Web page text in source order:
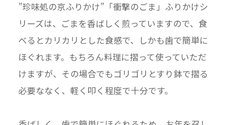
”珍味処の京ふりかけ”「衝撃のごま」ふりかけシ
リーズは、ごまを香ばしく煎っていますので、食
べるとカリカリとした食感で、しかも歯で簡単に
ほぐれます。もちろん料理に摺って使っていただ
けますが、その場合でもゴリゴリとすり鉢で摺る
必要ななく、軽く叩く程度で十分です。